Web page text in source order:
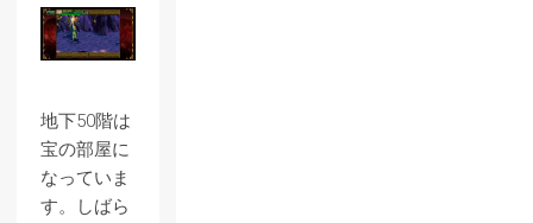
地下50階は
宝の部屋に
なっていま
す。しばら